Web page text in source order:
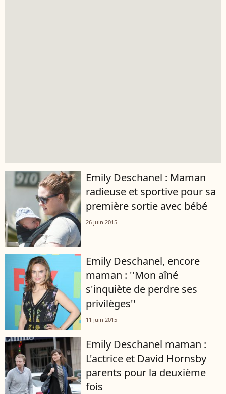
Emily Deschanel : Maman
radieuse et sportive pour sa
première sortie avec bébé
26 juin 2015
Emily Deschanel, encore
maman : ''Mon aîné
s'inquiète de perdre ses
privilèges''
11 juin 2015
Emily Deschanel maman :
L'actrice et David Hornsby
parents pour la deuxième
fois